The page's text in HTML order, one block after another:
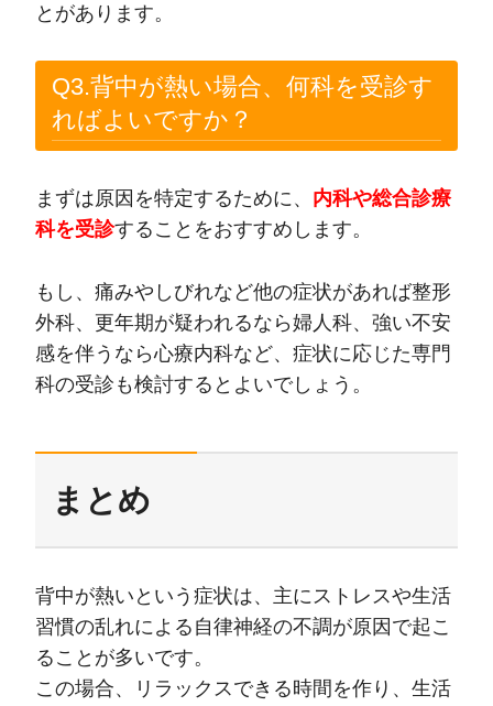
とがあります。
Q3.背中が熱い場合、何科を受診す
ればよいですか？
まずは原因を特定するために、 内科や総合診療
科を受診することをおすすめします。
もし、痛みやしびれなど他の症状があれば整形
外科、更年期が疑われるなら婦人科、強い不安
感を伴うなら心療内科など、症状に応じた専門
科の受診も検討するとよいでしょう。
まとめ
背中が熱いという症状は、主にストレスや生活
習慣の乱れによる自律神経の不調が原因で起こ
ることが多いです。
この場合、リラックスできる時間を作り、生活